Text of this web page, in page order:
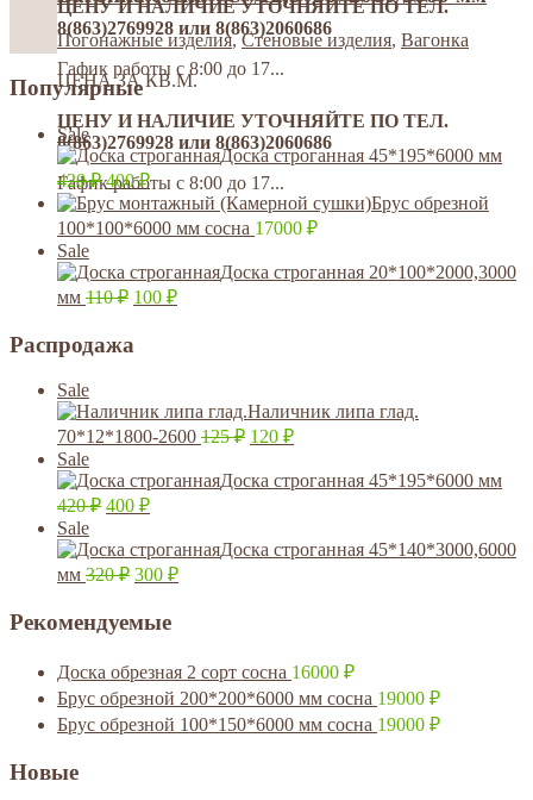
ЦЕНУ И НАЛИЧИЕ УТОЧНЯЙТЕ ПО ТЕЛ.
8(863)2769928 или 8(863)2060686
Гафик работы с 8:00 до 17...
Погонажные изделия,Стеновые изделия, Вагонка
ЦЕНА ЗА КВ.М.
ЦЕНУ И НАЛИЧИЕ УТОЧНЯЙТЕ ПО ТЕЛ.
8(863)2769928 или 8(863)2060686
Гафик работы с 8:00 до 17...
Популярные
Sale
Доска строганная 45*195*6000 мм
420₽ 400₽
Брус обрезной
100*100*6000 мм сосна 17000 ₽
Sale
Доска строганная 20*100*2000,3000
мм 110₽ 100 ₽
Распродажа
Sale
Наличник липа глад.
70*12*1800-2600 125₽ 120 ₽
Sale
Доска строганная 45*195*6000 мм
420₽ 400 ₽
Sale
Доска строганная 45*140*3000,6000
мм 320₽ 300 ₽
Рекомендуемые
Доска обрезная 2 сорт сосна 16000 ₽
Брус обрезной 200*200*6000 мм сосна 19000 ₽
Брус обрезной 100*150*6000 мм сосна 19000 ₽
Новые